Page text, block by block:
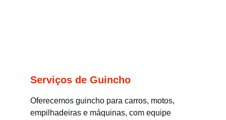
Serviços de Guincho
Oferecemos guincho para carros, motos,
empilhadeiras e máquinas, com equipe